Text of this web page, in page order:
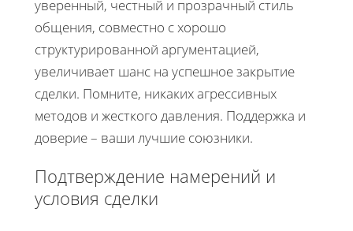
уверенный, честный и прозрачный стиль
общения, совместно с хорошо
структурированной аргументацией,
увеличивает шанс на успешное закрытие
сделки. Помните, никаких агрессивных
методов и жесткого давления. Поддержка и
доверие – ваши лучшие союзники.
Подтверждение намерений и
условия сделки